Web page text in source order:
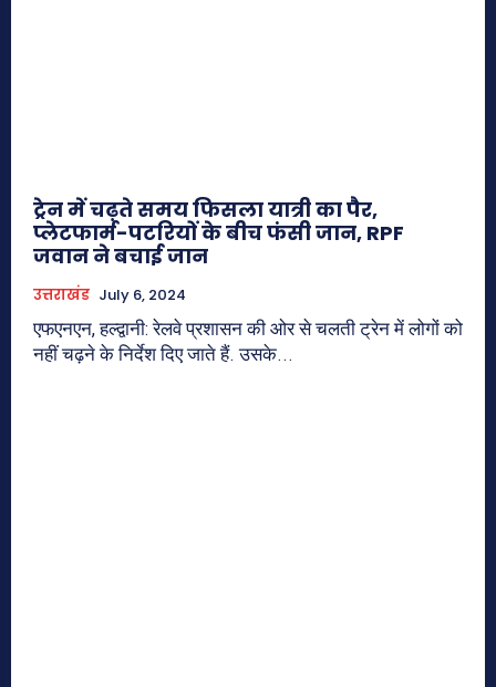
ट्रेन में चढ़ते समय फिसला यात्री का पैर,
प्लेटफार्म-पटरियों के बीच फंसी जान, RPF
जवान ने बचाई जान
उत्तराखंड July 6, 2024
एफएनएन, हल्द्वानी: रेलवे प्रशासन की ओर से चलती ट्रेन में लोगों को
नहीं चढ़ने के निर्देश दिए जाते हैं. उसके...